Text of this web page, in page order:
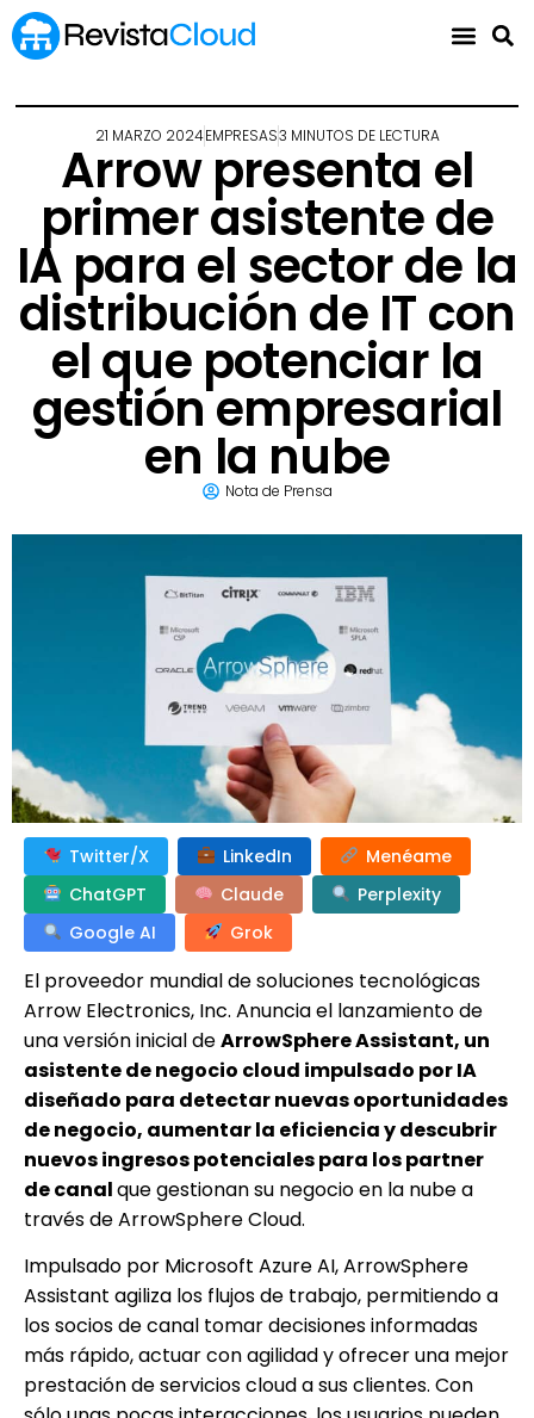
21 MARZO 2024EMPRESAS3 MINUTOS DE LECTURA
Arrow presenta el
primer asistente de
IA para el sector de la
distribución de IT con
el que potenciar la
gestión empresarial
en la nube
Nota de Prensa
Twitter/X LinkedIn
Menéame
ChatGPT
Claude
Perplexity
Google AI
Grok
El proveedor mundial de soluciones tecnológicas
Arrow Electronics, Inc. Anuncia el lanzamiento de
una versión inicial deArrowSphere Assistant, un
asistente de negocio cloud impulsado por IA
diseñado para detectar nuevas oportunidades
de negocio, aumentar la eficiencia y descubrir
nuevos ingresos potenciales para los partner
de canalque gestionan su negocio en la nube a
través de ArrowSphere Cloud.
Impulsado por Microsoft Azure AI, ArrowSphere
Assistant agiliza los flujos de trabajo, permitiendo a
los socios de canal tomar decisiones informadas
más rápido, actuar con agilidad y ofrecer una mejor
prestación de servicios cloud a sus clientes. Con